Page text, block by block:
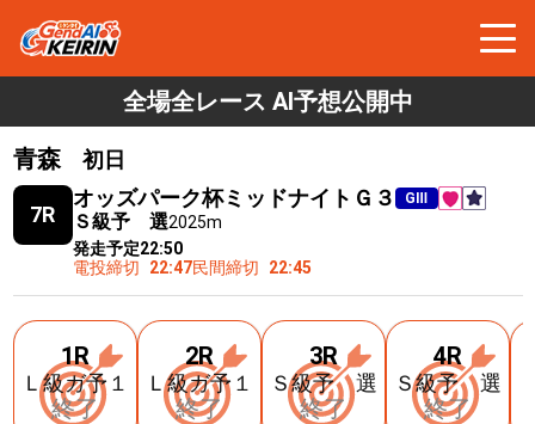
全場全レース AI予想公開中
青森
初日
7R
オッズパーク杯ミッドナイトＧ３ GⅢ
Ｓ級予 選2025m
発走予定22:50
電投締切
22:47民間締切 22:45
1R
Ｌ級ガ予１
終了
2R
Ｌ級ガ予１
終了
3R
Ｓ級予 選
終了
4R
Ｓ級予 選
終了